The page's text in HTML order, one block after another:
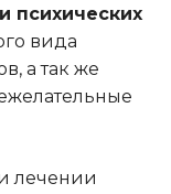
психических
вида
а так же
лечении